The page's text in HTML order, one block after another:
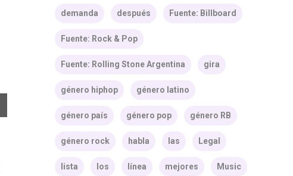
demanda después Fuente: Billboard
Fuente: Rock & Pop
Fuente: Rolling Stone Argentina gira
género hiphop género latino
género país género pop género RB
género rock habla las Legal
lista los línea mejores Music